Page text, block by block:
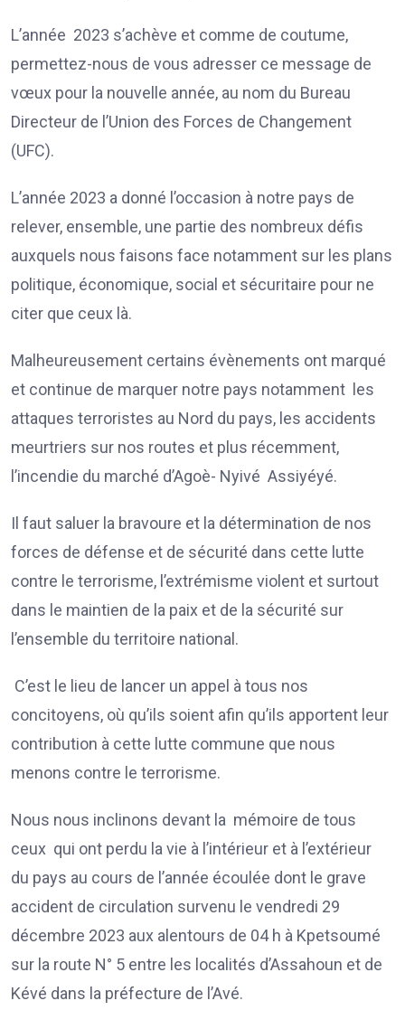
L’année 2023 s’achève et comme de coutume,
permettez-nous de vous adresser ce message de
vœux pour la nouvelle année, au nom du Bureau
Directeur de l’Union des Forces de Changement
(UFC).
L’année 2023 a donné l’occasion à notre pays de
relever, ensemble, une partie des nombreux défis
auxquels nous faisons face notamment sur les plans
politique, économique, social et sécuritaire pour ne
citer que ceux là.
Malheureusement certains évènements ont marqué
et continue de marquer notre pays notamment les
attaques terroristes au Nord du pays, les accidents
meurtriers sur nos routes et plus récemment,
l’incendie du marché d’Agoè- Nyivé Assiyéyé.
Il faut saluer la bravoure et la détermination de nos
forces de défense et de sécurité dans cette lutte
contre le terrorisme, l’extrémisme violent et surtout
dans le maintien de la paix et de la sécurité sur
l’ensemble du territoire national.
C’est le lieu de lancer un appel à tous nos
concitoyens, où qu’ils soient afin qu’ils apportent leur
contribution à cette lutte commune que nous
menons contre le terrorisme.
Nous nous inclinons devant la mémoire de tous
ceux qui ont perdu la vie à l’intérieur et à l’extérieur
du pays au cours de l’année écoulée dont le grave
accident de circulation survenu le vendredi 29
décembre 2023 aux alentours de 04 h à Kpetsoumé
sur la route N° 5 entre les localités d’Assahoun et de
Kévé dans la préfecture de l’Avé.